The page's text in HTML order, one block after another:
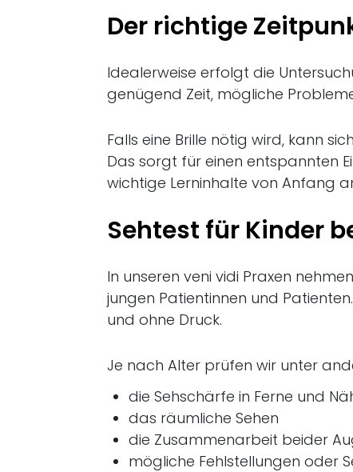
Der richtige
Idealerweise erfolgt die
genügend Zeit, mögliche
Falls eine Brille nötig wird, kann
Das sorgt für einen entspannten
wichtige Lerninhalte von Anfang
Sehtest für Kinder
In unseren veni vidi Praxen
jungen Patientinnen und
und ohne Druck.
Je nach Alter prüfen wir unter
die Sehschärfe in Ferne und
das räumliche Sehen
die Zusammenarbeit beider
mögliche Fehlstellungen oder